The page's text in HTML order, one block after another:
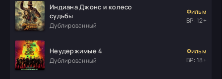
Индиана Джонс и колесо
судьбы
Дублированный
Фильм
ВР: 12+
Неудержимые 4
Дублированный
Фильм
ВР: 18+